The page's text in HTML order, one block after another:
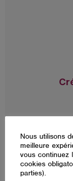
Conseil dans
Nous utilisons
meilleure
vous continuez
cookies
parties).